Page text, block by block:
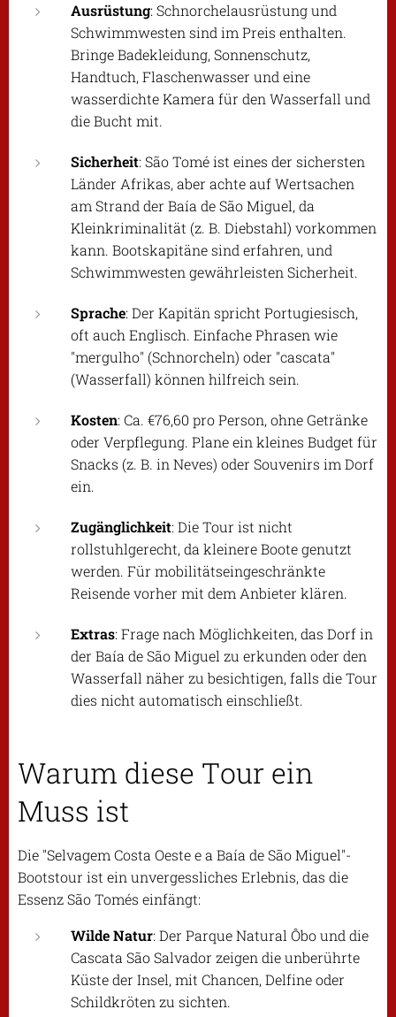
Ausrüstung: Schnorchelausrüstung und
Schwimmwesten sind im Preis enthalten.
Bringe Badekleidung, Sonnenschutz,
Handtuch, Flaschenwasser und eine
wasserdichte Kamera für den Wasserfall und
die Bucht mit.
Sicherheit: São Tomé ist eines der sichersten
Länder Afrikas, aber achte auf Wertsachen
am Strand der Baía de São Miguel, da
Kleinkriminalität (z. B. Diebstahl) vorkommen
kann. Bootskapitäne sind erfahren, und
Schwimmwesten gewährleisten Sicherheit.
Sprache: Der Kapitän spricht Portugiesisch,
oft auch Englisch. Einfache Phrasen wie
"mergulho" (Schnorcheln) oder "cascata"
(Wasserfall) können hilfreich sein.
Kosten: Ca. €76,60 pro Person, ohne Getränke
oder Verpflegung. Plane ein kleines Budget für
Snacks (z. B. in Neves) oder Souvenirs im Dorf
ein.
Zugänglichkeit: Die Tour ist nicht
rollstuhlgerecht, da kleinere Boote genutzt
werden. Für mobilitätseingeschränkte
Reisende vorher mit dem Anbieter klären.
Extras: Frage nach Möglichkeiten, das Dorf in
der Baía de São Miguel zu erkunden oder den
Wasserfall näher zu besichtigen, falls die Tour
dies nicht automatisch einschließt.
Warum diese Tour ein
Muss ist
Die "Selvagem Costa Oeste e a Baía de São Miguel"-
Bootstour ist ein unvergessliches Erlebnis, das die
Essenz São Tomés einfängt:
Wilde Natur: Der Parque Natural Ôbo und die
Cascata São Salvador zeigen die unberührte
Küste der Insel, mit Chancen, Delfine oder
Schildkröten zu sichten.